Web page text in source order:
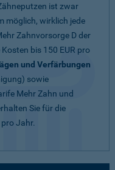
ist zwar
möglich, wirklich jede
Zahnvorsorge D der
bis 150 EUR pro
und Verfärbungen
sowie
Mehr Zahn und
Sie für die
Jahr.